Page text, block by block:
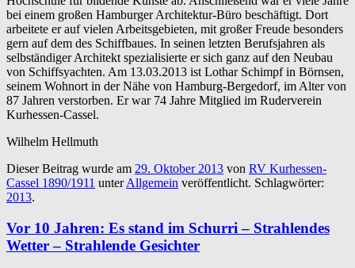
bei einem großen Hamburger Architektur-Büro beschäftigt. Dort
arbeitete er auf vielen Arbeitsgebieten, mit großer Freude besonders
gern auf dem des Schiffbaues. In seinen letzten Berufsjahren als
selbständiger Architekt spezialisierte er sich ganz auf den Neubau
von Schiffsyachten. Am 13.03.2013 ist Lothar Schimpf in Börnsen,
seinem Wohnort in der Nähe von Hamburg-Bergedorf, im Alter von
87 Jahren verstorben. Er war 74 Jahre Mitglied im Ruderverein
Kurhessen-Cassel.
Wilhelm Hellmuth
Dieser Beitrag wurde am 29. Oktober 2013 von RV Kurhessen-
Cassel 1890/1911 unterAllgemein veröffentlicht. Schlagwörter:
2013.
Vor 10 Jahren: Es stand im Schurri – Strahlendes
Wetter – Strahlende Gesichter